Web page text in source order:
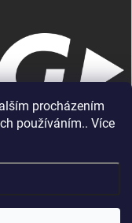
procházením
používáním.. Více
vyhrazena.